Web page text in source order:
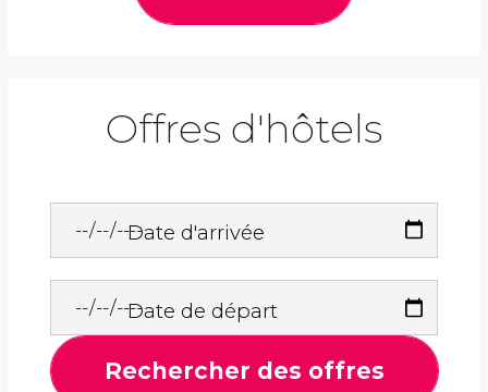
Offres d'hôtels
Date d'arrivée
Date de départ
Rechercher des offres